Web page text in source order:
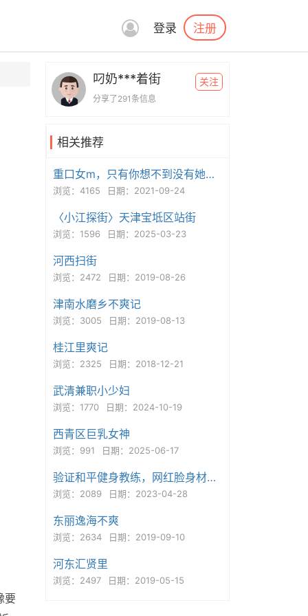
登录 注册
要
叼奶***着街
分享了291条信息
关注
相关推荐
重口女m，只有你想不到没有她做不到！
浏览：4165 日期：2021-09-24
〈小江探街〉天津宝坻区站街
浏览：1596 日期：2025-03-23
河西扫街
浏览：2472 日期：2019-08-26
津南水磨乡不爽记
浏览：3005 日期：2019-08-13
桂江里爽记
浏览：2325 日期：2018-12-21
武清兼职小少妇
浏览：1770 日期：2024-10-19
西青区巨乳女神
浏览：991 日期：2025-06-17
验证和平健身教练，网红脸身材不错，服务感受：我不要你觉得
浏览：2089 日期：2023-04-28
东丽逸海不爽
浏览：2634 日期：2019-09-10
河东汇贤里
浏览：2497 日期：2019-05-15